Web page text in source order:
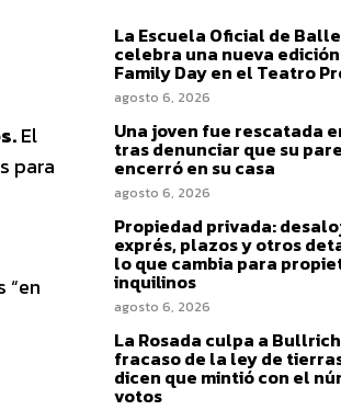
El
para
“en
La Escuela Oficial de
celebra una nueva
Family Day en el Teatro
agosto 6, 2026
Una joven fue rescatada
tras denunciar que su
encerró en su casa
agosto 6, 2026
Propiedad privada:
exprés, plazos y otros
lo que cambia para
inquilinos
agosto 6, 2026
La Rosada culpa a
fracaso de la ley de
dicen que mintió con el
votos